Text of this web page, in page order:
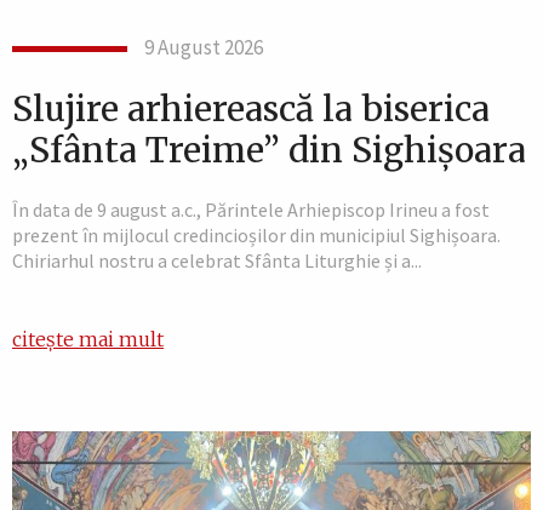
9 August 2026
Slujire arhierească la biserica
„Sfânta Treime” din Sighișoara
În data de 9 august a.c., Părintele Arhiepiscop Irineu a fost
prezent în mijlocul credincioșilor din municipiul Sighișoara.
Chiriarhul nostru a celebrat Sfânta Liturghie și a...
citește mai mult